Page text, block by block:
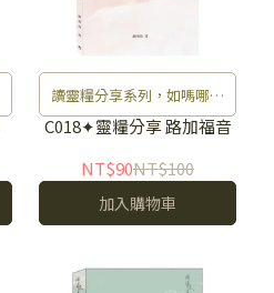
讀靈糧分享系列，如嗎哪滋
養生命。
C018✦靈糧分享 路加福音
NT$90NT$100
加入購物車